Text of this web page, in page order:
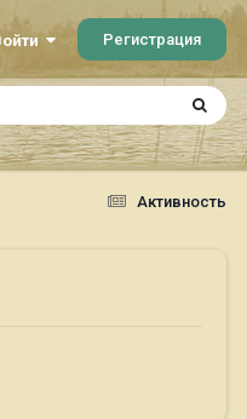
Регистрация
Активность